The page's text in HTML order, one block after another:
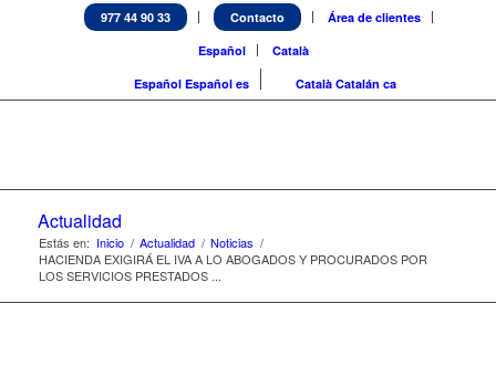
977 44 90 33 Contacto
Área de clientes
Español
Català
Español Español es Català Catalán ca
Actualidad
Estás en: Inicio / Actualidad / Noticias /
HACIENDA EXIGIRÁ EL IVA A LO ABOGADOS Y PROCURADOS POR
LOS SERVICIOS PRESTADOS ...